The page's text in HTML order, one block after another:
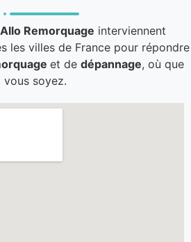
Allo Remorquage interviennent
les villes de France pour répondre
et de dépannage, où que
vous soyez.